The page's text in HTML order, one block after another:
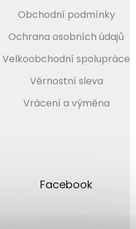
Obchodní podmínky
Ochrana osobních údajů
Velkoobchodní spolupráce
Věrnostní sleva
Vrácení a výměna
Facebook